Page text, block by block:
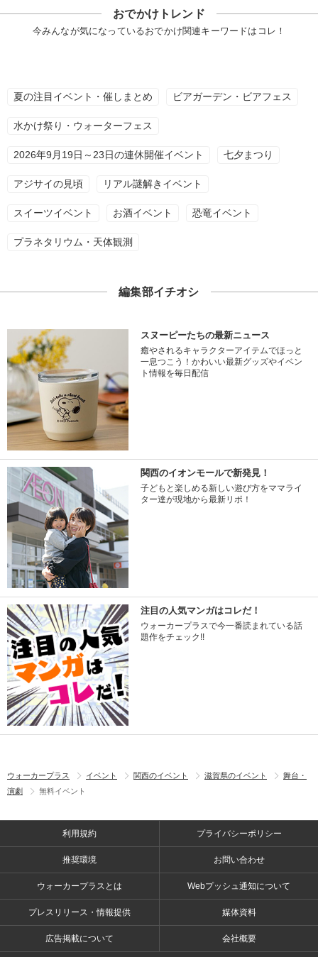
おでかけトレンド
今みんなが気になっているおでかけ関連キーワードはコレ！
夏の注目イベント・催しまとめ ビアガーデン・ビアフェス
水かけ祭り・ウォーターフェス
2026年9月19日～23日の連休開催イベント 七夕まつり
アジサイの見頃 リアル謎解きイベント
スイーツイベント お酒イベント 恐竜イベント
プラネタリウム・天体観測
編集部イチオシ
スヌーピーたちの最新ニュース
癒やされるキャラクターアイテムでほっと
一息つこう！かわいい最新グッズやイベン
ト情報を毎日配信
関西のイオンモールで新発見！
子どもと楽しめる新しい遊び方をママライ
ター達が現地から最新リポ！
注目の人気マンガはコレだ！
ウォーカープラスで今一番読まれている話
題作をチェック!!
ウォーカープラス イベント 関西のイベント 滋賀県のイベント
舞台・
演劇
無料イベント
利用規約 プライバシーポリシー
推奨環境 お問い合わせ
ウォーカープラスとは Webプッシュ通知について
プレスリリース・情報提供 媒体資料
広告掲載について 会社概要